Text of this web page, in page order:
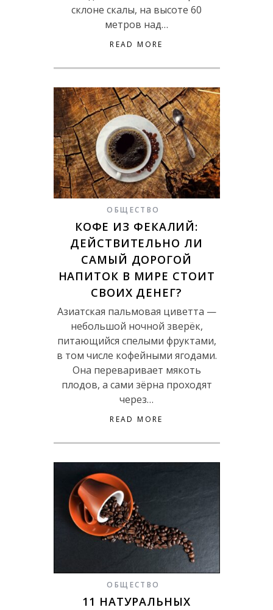
склоне скалы, на высоте 60
метров над…
READ MORE
ОБЩЕСТВО
КОФЕ ИЗ ФЕКАЛИЙ:
ДЕЙСТВИТЕЛЬНО ЛИ
САМЫЙ ДОРОГОЙ
НАПИТОК В МИРЕ СТОИТ
СВОИХ ДЕНЕГ?
Азиатская пальмовая циветта —
небольшой ночной зверёк,
питающийся спелыми фруктами,
в том числе кофейными ягодами.
Она переваривает мякоть
плодов, а сами зёрна проходят
через…
READ MORE
ОБЩЕСТВО
11 НАТУРАЛЬНЫХ